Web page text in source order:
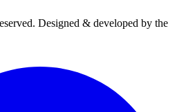
Designed & developed by the